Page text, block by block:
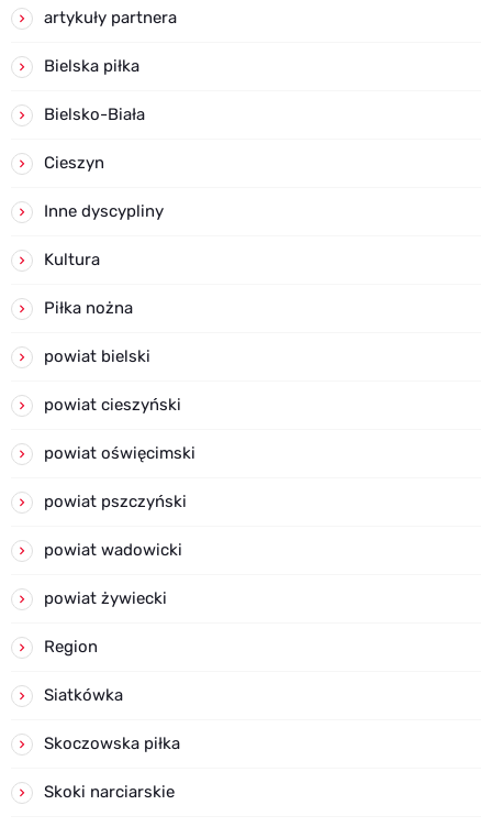
artykuły partnera
Bielska piłka
Bielsko-Biała
Cieszyn
Inne dyscypliny
Kultura
Piłka nożna
powiat bielski
powiat cieszyński
powiat oświęcimski
powiat pszczyński
powiat wadowicki
powiat żywiecki
Region
Siatkówka
Skoczowska piłka
Skoki narciarskie